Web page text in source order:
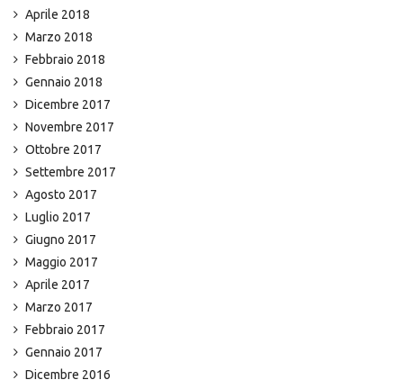
Aprile 2018
Marzo 2018
Febbraio 2018
Gennaio 2018
Dicembre 2017
Novembre 2017
Ottobre 2017
Settembre 2017
Agosto 2017
Luglio 2017
Giugno 2017
Maggio 2017
Aprile 2017
Marzo 2017
Febbraio 2017
Gennaio 2017
Dicembre 2016